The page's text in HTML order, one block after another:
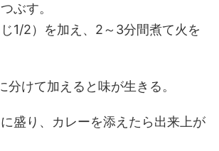
ぶす。
1/2）を加え、2～3分間煮て火を
分けて加えると味が生きる。
盛り、カレーを添えたら出来上が